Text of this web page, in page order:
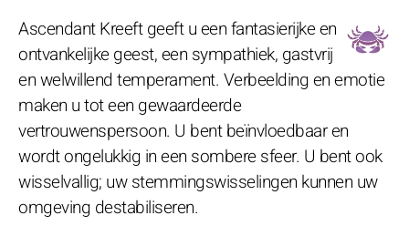
Ascendant Kreeft geeft u een fantasierijke en
ontvankelijke geest, een sympathiek, gastvrij
en welwillend temperament. Verbeelding en emotie
maken u tot een gewaardeerde
vertrouwenspersoon. U bent beïnvloedbaar en
wordt ongelukkig in een sombere sfeer. U bent ook
wisselvallig; uw stemmingswisselingen kunnen uw
omgeving destabiliseren.